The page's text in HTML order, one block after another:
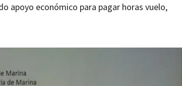
apoyo económico para pagar horas vuelo,